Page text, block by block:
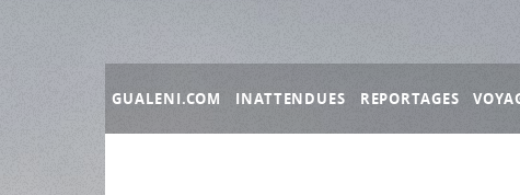
GUALENI.COM INATTENDUES REPORTAGES